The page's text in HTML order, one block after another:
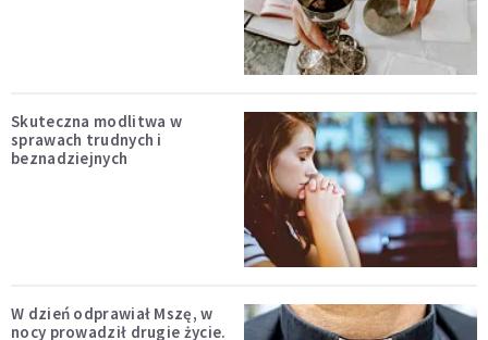
Skuteczna modlitwa w
sprawach trudnych i
beznadziejnych
W dzień odprawiał Mszę, w
nocy prowadził drugie życie.